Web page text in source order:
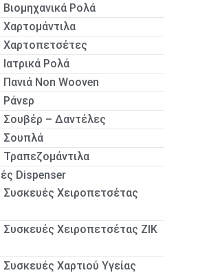
Βιομηχανικά Ρολά
Χαρτομάντιλα
Χαρτοπετσέτες
Ιατρικά Ρολά
Πανιά Non Wooven
Ράνερ
Σουβέρ – Δαντέλες
Σουπλά
Τραπεζομάντιλα
Dispenser
Συσκευές Χειροπετσέτας
Συσκευές Χειροπετσέτας ΖΙΚ
Συσκευές Χαρτιού Υγείας